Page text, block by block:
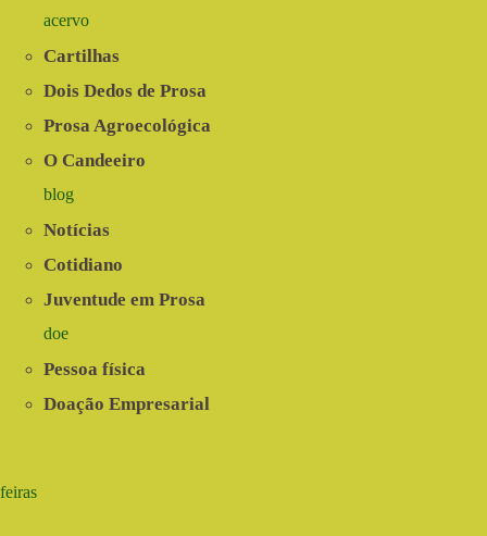
acervo
Cartilhas
Dois Dedos de Prosa
Prosa Agroecológica
O Candeeiro
blog
Notícias
Cotidiano
Juventude em Prosa
doe
Pessoa física
Doação Empresarial
feiras